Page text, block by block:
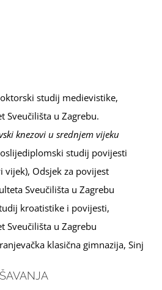
studij medievistike,
Sveučilišta u Zagrebu.
knezovi u srednjem vijeku
studij povijesti
vijek), Odsjek za povijest
Sveučilišta u Zagrebu
kroatistike i povijesti,
Sveučilišta u Zagrebu
klasična gimnazija, Sinj